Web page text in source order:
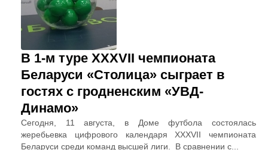
В 1-м туре XXXVII чемпионата
Беларуси «Столица» сыграет в
гостях с гродненским «УВД-
Динамо»
Сегодня, 11 августа, в Доме футбола состоялась
жеребьевка цифрового календаря XXXVII чемпионата
Беларуси среди команд высшей лиги. В сравнении с...